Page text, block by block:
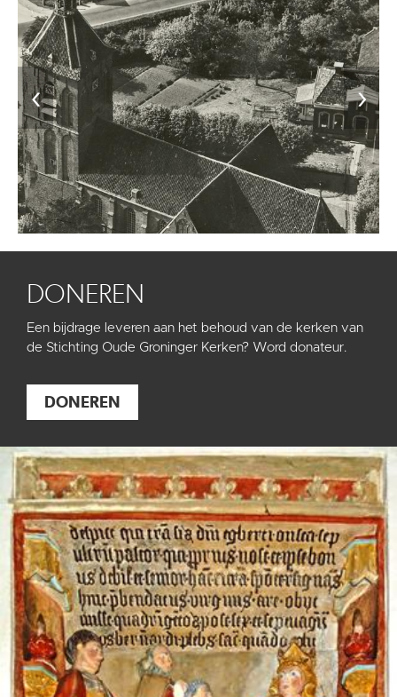
‹ ›
DONEREN
Een bijdrage leveren aan het behoud van de kerken van
de Stichting Oude Groninger Kerken? Word donateur.
DONEREN